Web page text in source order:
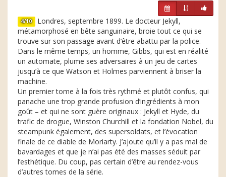
4/10 Londres, septembre 1899. Le docteur Jekyll,
métamorphosé en bête sanguinaire, broie tout ce qui se
trouve sur son passage avant d’être abattu par la police.
Dans le même temps, un homme, Gibbs, qui est en réalité
un automate, plume ses adversaires à un jeu de cartes
jusqu’à ce que Watson et Holmes parviennent à briser la
machine.
Un premier tome à la fois très rythmé et plutôt confus, qui
panache une trop grande profusion d’ingrédients à mon
goût – et qui ne sont guère originaux : Jekyll et Hyde, du
trafic de drogue, Winston Churchill et la fondation Nobel, du
steampunk également, des supersoldats, et l’évocation
finale de ce diable de Moriarty. J’ajoute qu’il y a pas mal de
bavardages et que je n’ai pas été des masses séduit par
l’esthétique. Du coup, pas certain d’être au rendez-vous
d’autres tomes de la série.